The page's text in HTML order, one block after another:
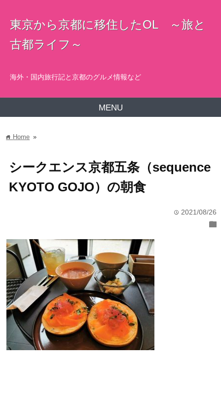
東京から京都に移住したOL ～旅と
古都ライフ～
海外・国内旅行記と京都のグルメ情報など
MENU
home Home »
シークエンス京都五条（sequence
KYOTO GOJO）の朝食
time 2021/08/26
folder